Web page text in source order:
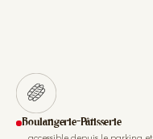
Boulangerie-Pâtisserie